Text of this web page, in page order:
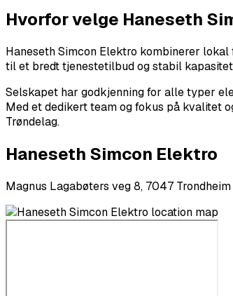
Hvorfor velge Haneseth
Haneseth Simcon Elektro kombinerer
til et bredt tjenestetilbud og stabil
Selskapet har godkjenning for alle typer
Med et dedikert team og fokus på kvalitet
Trøndelag.
Haneseth Simcon Elektro
Magnus Lagabøters veg 8, 7047 Trondheim